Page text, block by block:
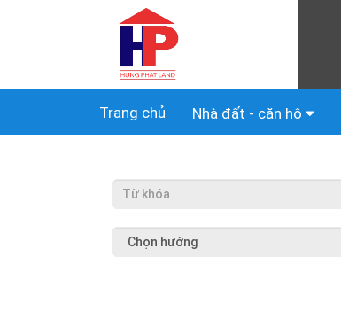
Trang chủ Nhà đất - căn hộ